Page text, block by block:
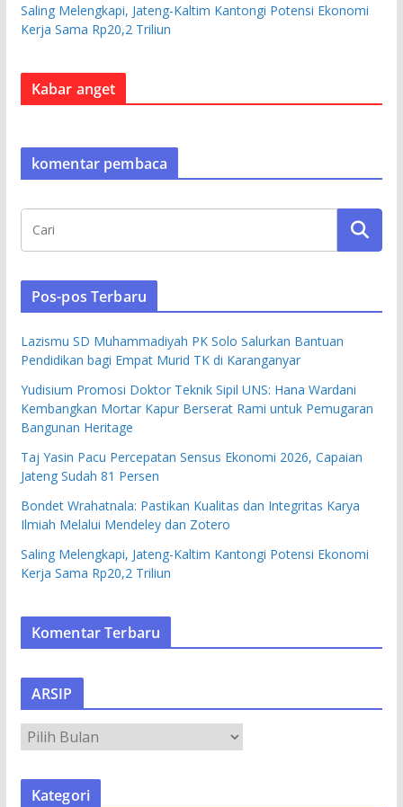
Saling Melengkapi, Jateng-Kaltim Kantongi Potensi Ekonomi
Kerja Sama Rp20,2 Triliun
Kabar anget
komentar pembaca
Pos-pos Terbaru
Lazismu SD Muhammadiyah PK Solo Salurkan Bantuan
Pendidikan bagi Empat Murid TK di Karanganyar
Yudisium Promosi Doktor Teknik Sipil UNS: Hana Wardani
Kembangkan Mortar Kapur Berserat Rami untuk Pemugaran
Bangunan Heritage
Taj Yasin Pacu Percepatan Sensus Ekonomi 2026, Capaian
Jateng Sudah 81 Persen
Bondet Wrahatnala: Pastikan Kualitas dan Integritas Karya
Ilmiah Melalui Mendeley dan Zotero
Saling Melengkapi, Jateng-Kaltim Kantongi Potensi Ekonomi
Kerja Sama Rp20,2 Triliun
Komentar Terbaru
ARSIP
R
S
Kategori